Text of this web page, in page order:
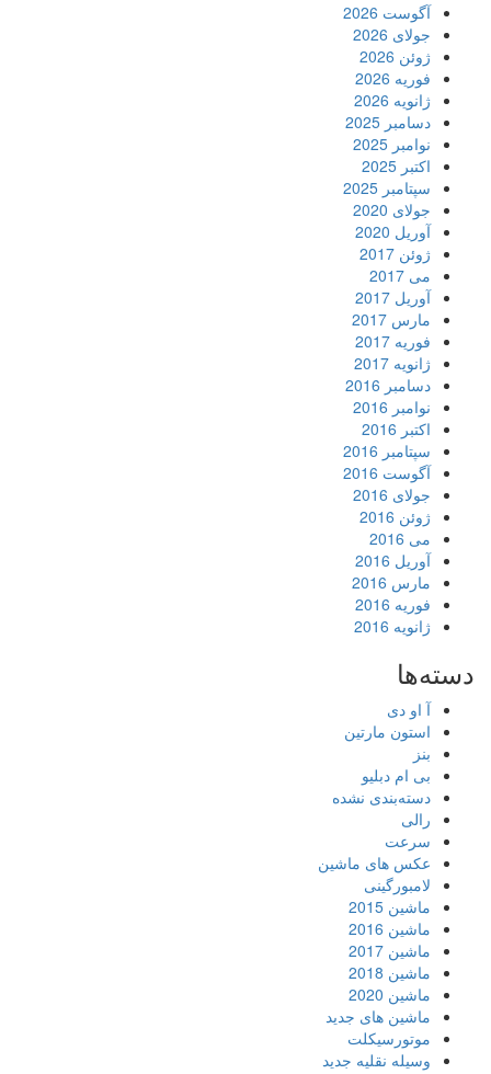
آگوست 2026
جولای 2026
ژوئن 2026
فوریه 2026
ژانویه 2026
دسامبر 2025
نوامبر 2025
اکتبر 2025
سپتامبر 2025
جولای 2020
آوریل 2020
ژوئن 2017
می 2017
آوریل 2017
مارس 2017
فوریه 2017
ژانویه 2017
دسامبر 2016
نوامبر 2016
اکتبر 2016
سپتامبر 2016
آگوست 2016
جولای 2016
ژوئن 2016
می 2016
آوریل 2016
مارس 2016
فوریه 2016
ژانویه 2016
دسته‌ها
آ او دی
استون مارتین
بنز
بی ام دبلیو
دسته‌بندی نشده
رالی
سرعت
عکس های ماشین
لامبورگینی
ماشین 2015
ماشین 2016
ماشین 2017
ماشین 2018
ماشین 2020
ماشین های جدید
موتورسیکلت
وسیله نقلیه جدید